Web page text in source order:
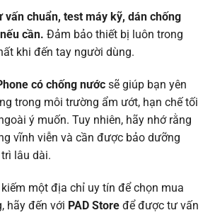
vấn chuẩn, test máy kỹ, dán chống
cần. Đảm bảo thiết bị luôn trong
khi đến tay người dùng.
có chống nước sẽ giúp bạn yên
trong môi trường ẩm ướt, hạn chế tối
ý muốn. Tuy nhiên, hãy nhớ rằng
vĩnh viễn và cần được bảo dưỡng
lâu dài.
một địa chỉ uy tín để chọn mua
hãy đến với PAD Store để được tư vấn